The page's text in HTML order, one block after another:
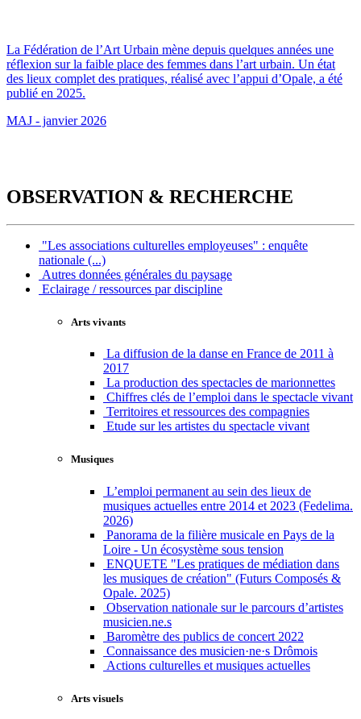
La Fédération de l’Art Urbain mène depuis quelques années une
réflexion sur la faible place des femmes dans l’art urbain. Un état
des lieux complet des pratiques, réalisé avec l’appui d’Opale, a été
publié en 2025.
MAJ - janvier 2026
OBSERVATION & RECHERCHE
"Les associations culturelles employeuses" : enquête
nationale (...)
Autres données générales du paysage
Eclairage / ressources par discipline
Arts vivants
La diffusion de la danse en France de 2011 à
2017
La production des spectacles de marionnettes
Chiffres clés de l’emploi dans le spectacle vivant
Territoires et ressources des compagnies
Etude sur les artistes du spectacle vivant
Musiques
L’emploi permanent au sein des lieux de
musiques actuelles entre 2014 et 2023 (Fedelima.
2026)
Panorama de la filière musicale en Pays de la
Loire - Un écosystème sous tension
ENQUETE "Les pratiques de médiation dans
les musiques de création" (Futurs Composés &
Opale. 2025)
Observation nationale sur le parcours d’artistes
musicien.ne.s
Baromètre des publics de concert 2022
Connaissance des musicien·ne·s Drômois
Actions culturelles et musiques actuelles
Arts visuels